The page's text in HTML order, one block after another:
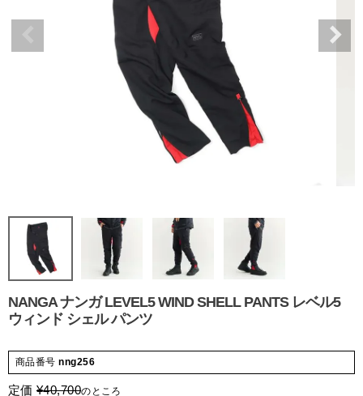
NANGA ナンガ LEVEL5 WIND SHELL PANTS レベル5
ウィンド シェル パンツ
商品番号 nng256
定価 ¥40,700のところ